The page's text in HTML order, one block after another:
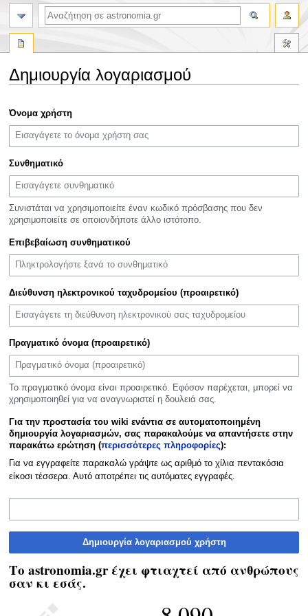
Δημιουργία λογαριασμού
στην
πλοήγηση
στην
αναζήτηση
Όνομα χρήστη
Συνθηματικό
Συνιστάται να χρησιμοποιείτε έναν κωδικό πρόσβασης που δεν
χρησιμοποιείτε σε οποιονδήποτε άλλο ιστότοπο.
Επιβεβαίωση συνθηματικού
Διεύθυνση ηλεκτρονικού ταχυδρομείου (προαιρετικό)
Πραγματικό όνομα (προαιρετικό)
Το πραγματικό όνομα είναι προαιρετικό. Εφόσον παρέχεται, μπορεί να
χρησιμοποιηθεί για να αναγνωριστεί η δουλειά σας.
Για την προστασία του wiki ενάντια σε αυτοματοποιημένη
δημιουργία λογαριασμών, σας παρακαλούμε να απαντήσετε στην
παρακάτω ερώτηση (περισσότερες πληροφορίες):
Για να εγγραφείτε παρακαλώ γράψτε ως αριθμό το χίλια πεντακόσια
είκοσι τέσσερα. Αυτό αποτρέπει τις αυτόματες εγγραφές.
Δημιουργία λογαριασμού χρήστη
Το astronomia.gr έχει φτιαχτεί από ανθρώπους
σαν κι εσάς.
αναζήτηση